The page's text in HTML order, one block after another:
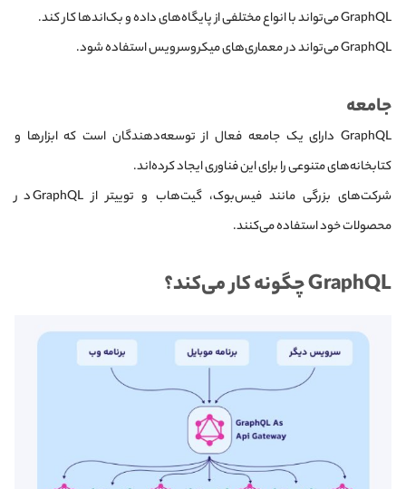
GraphQL می‌تواند با انواع مختلفی از پایگاه‌های داده و بک‌اندها کار کند.
GraphQL می‌تواند در معماری‌های میکروسرویس استفاده شود.
جامعه
GraphQL دارای یک جامعه فعال از توسعه‌دهندگان است که ابزارها و
کتابخانه‌های متنوعی را برای این فناوری ایجاد کرده‌اند.
شرکت‌های بزرگی مانند فیس‌بوک، گیت‌هاب و توییتر از GraphQL در
محصولات خود استفاده می‌کنند.
GraphQL چگونه کار می‌کند؟